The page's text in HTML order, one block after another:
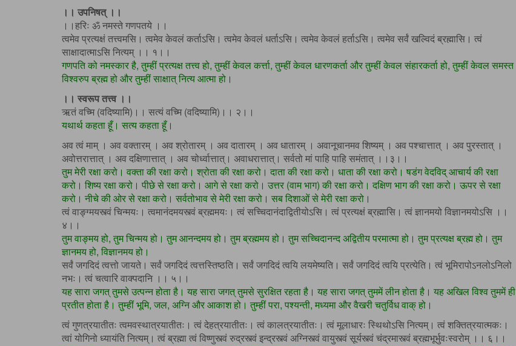
।। उपनिषत् ।।
।।हरिः ॐ नमस्ते गणपतये ।।
त्वमेव प्रत्यक्षं तत्त्वमसि। त्वमेव केवलं कर्ताऽसि। त्वमेव केवलं धर्ताऽसि। त्वमेव केवलं हर्ताऽसि। त्वमेव सर्वं खल्विदं ब्रह्मासि। त्वं
साक्षादात्माऽसि नित्यम् ।। १।।
गणपति को नमस्कार है, तुम्हीं प्रत्यक्ष तत्त्व हो, तुम्हीं केवल कर्त्ता, तुम्हीं केवल धारणकर्ता और तुम्हीं केवल संहारकर्ता हो, तुम्हीं केवल समस्त
विश्वरुप ब्रह्म हो और तुम्हीं साक्षात् नित्य आत्मा हो।
।। स्वरूप तत्त्व ।।
ऋतं वच्मि (वदिष्यामि)।। सत्यं वच्मि (वदिष्यामि)।। २।।
यथार्थ कहता हूँ। सत्य कहता हूँ।
अव त्वं माम् । अव वक्तारम् । अव श्रोतारम् । अव दातारम् । अव धातारम् । अवानूचानमव शिष्यम् । अव पश्चात्तात् । अव पुरस्तात् ।
अवोत्तरात्तात् । अव दक्षिणात्तात् । अव चोर्ध्वात्तात्। अवाधरात्तात्। सर्वतो मां पाहि पाहि समंतात् ।।३।।
तुम मेरी रक्षा करो। वक्ता की रक्षा करो। श्रोता की रक्षा करो। दाता की रक्षा करो। धाता की रक्षा करो। षडंग वेदविद् आचार्य की रक्षा
करो। शिष्य रक्षा करो। पीछे से रक्षा करो। आगे से रक्षा करो। उत्तर (वाम भाग) की रक्षा करो। दक्षिण भाग की रक्षा करो। ऊपर से रक्षा
करो। नीचे की ओर से रक्षा करो। सर्वतोभाव से मेरी रक्षा करो। सब दिशाओं से मेरी रक्षा करो।
त्वं वाङ्ग्मयस्त्वं चिन्मयः। त्वमानंदमयस्त्वं ब्रह्ममयः। त्वं सच्चिदानंदाद्वितीयोऽसि। त्वं प्रत्यक्षं ब्रह्मासि। त्वं ज्ञानमयो विज्ञानमयोऽसि ।।
४।।
तुम वाङ्मय हो, तुम चिन्मय हो। तुम आनन्दमय हो। तुम ब्रह्ममय हो। तुम सच्चिदानन्द अद्वितीय परमात्मा हो। तुम प्रत्यक्ष ब्रह्म हो। तुम
ज्ञानमय हो, विज्ञानमय हो।
सर्वं जगदिदं त्वत्तो जायते। सर्वं जगदिदं त्वत्तस्तिष्ठति। सर्वं जगदिदं त्वयि लयमेष्यति। सर्वं जगदिदं त्वयि प्रत्येति। त्वं भूमिरापोऽनलोऽनिलो
नभः। त्वं चत्वारि वाक्पदानि ।। ५।।
यह सारा जगत् तुमसे उत्पन्न होता है। यह सारा जगत् तुमसे सुरक्षित रहता है। यह सारा जगत् तुममें लीन होता है। यह अखिल विश्व तुममें ही
प्रतीत होता है। तुम्हीं भूमि, जल, अग्नि और आकाश हो। तुम्हीं परा, पश्यन्ती, मध्यमा और वैखरी चतुर्विध वाक् हो।
त्वं गुणत्रयातीतः त्वमवस्थात्रयातीतः। त्वं देहत्रयातीतः। त्वं कालत्रयातीतः। त्वं मूलाधारः स्थिथोऽसि नित्यम्। त्वं शक्तित्रयात्मकः।
त्वां योगिनो ध्यायंति नित्यम्। त्वं ब्रह्मा त्वं विष्णुस्त्वं रुद्रस्त्वं इन्द्रस्त्वं अग्निस्त्वं वायुस्त्वं सूर्यस्त्वं चंद्रमास्त्वं ब्रह्मभूर्भुवःस्वरोम् ।। ६।।